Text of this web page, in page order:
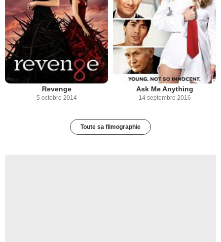
Revenge
5 octobre 2014
Ask Me Anything
14 septembre 2016
Toute sa filmographie